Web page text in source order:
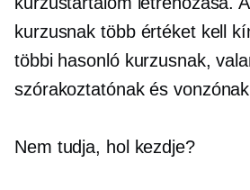
kurzusnak több értéket kell
többi hasonló kurzusnak,
szórakoztatónak és
Nem tudja, hol kezdje?